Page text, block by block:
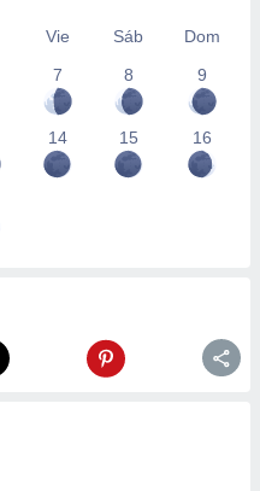
Vie Sáb
Dom
7
8 9
14 15 16